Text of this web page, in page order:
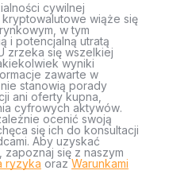
cywilnej
wiąże się
w tym
i potencjalną utratą
zrzeka się wszelkiej
wyniki
zawarte w
stanowią porady
ani oferty kupna,
cyfrowych aktywów.
ocenić swoją
się ich do konsultacji
Aby uzyskać
się z naszym
ryzyka orazWarunkami